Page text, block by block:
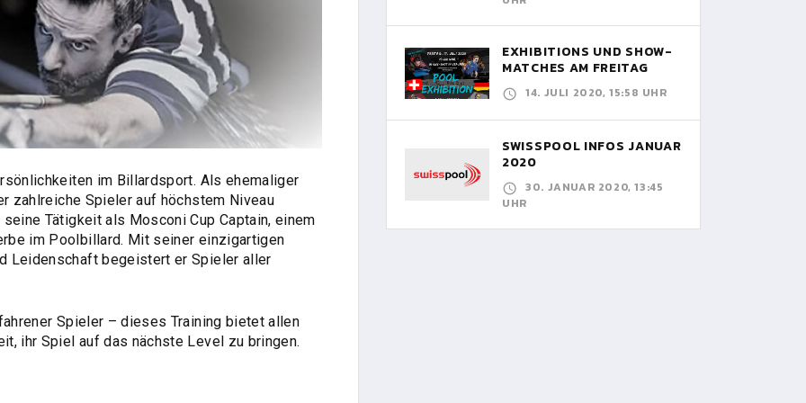
im Billardsport. Als ehemaliger
zahlreiche Spieler auf höchstem Niveau
Tätigkeit als Mosconi Cup Captain, einem
im Poolbillard. Mit seiner einzigartigen
Leidenschaft begeistert er Spieler aller
Spieler – dieses Training bietet allen
ihr Spiel auf das nächste Level zu bringen.
EXHIBITIONS UND SHOW-
MATCHES AM FREITAG
14. JULI 2020, 15:58 UHR
SWISSPOOL INFOS JANUAR
2020
30. JANUAR 2020, 13:45
UHR